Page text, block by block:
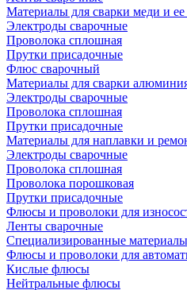
Материалы для сварки меди и ее
Электроды сварочные
Проволока сплошная
Прутки присадочные
Флюс сварочный
Материалы для сварки
Электроды сварочные
Проволока сплошная
Прутки присадочные
Материалы для наплавки и
Электроды сварочные
Проволока сплошная
Проволока порошковая
Прутки присадочные
Флюсы и проволоки для
Ленты сварочные
Специализированные материалы
Флюсы и проволоки для
Кислые флюсы
Нейтральные флюсы